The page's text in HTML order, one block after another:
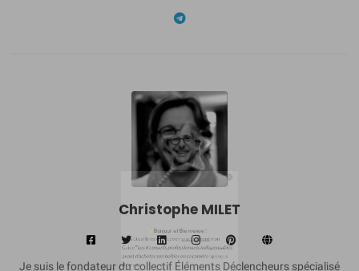
Christophe MILET
Je suis le fondateur du collectif Éléments Déclencheurs spécialisé
Vous êtes libres de recevoirgratuitement
Les 6 conseils professionnels indispensables
avant d'acheter son boîtier ou sa caméra
aire le bon choixpour acheter votre matériel,
Connaître les points très importants
pour ne pas
faire d'erreurs